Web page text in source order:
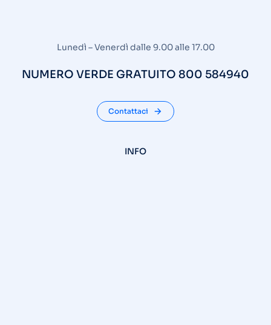
Lunedì – Venerdì dalle 9.00 alle 17.00
NUMERO VERDE GRATUITO 800 584940
Contattaci
INFO